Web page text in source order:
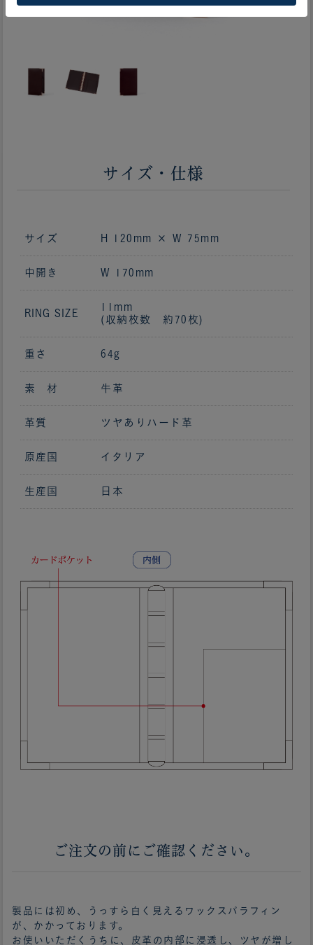
サイズ・仕様
サイズ H 120mm × W 75mm
中開き W 170mm
RING SIZE
11mm
(収納枚数 約70枚)
重さ 64g
素 材 牛革
革質 ツヤありハード革
原産国 イタリア
生産国 日本
ご注文の前にご確認ください。
製品には初め、うっすら白く見えるワックスパラフィン
が、かかっております。
お使いいただくうちに、皮革の内部に浸透し、ツヤが増し